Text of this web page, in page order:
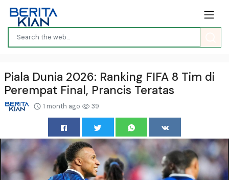
Piala Dunia 2026: Ranking FIFA 8 Tim di
Perempat Final, Prancis Teratas
1 month ago 39